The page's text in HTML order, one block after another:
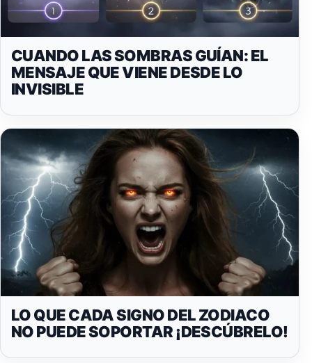
CUANDO LAS SOMBRAS GUÍAN: EL
MENSAJE QUE VIENE DESDE LO
INVISIBLE
LO QUE CADA SIGNO DEL ZODIACO
NO PUEDE SOPORTAR ¡DESCÚBRELO!